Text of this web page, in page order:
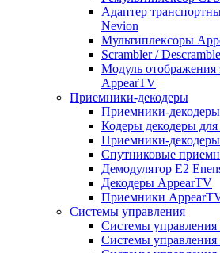
Адаптер
Nevion
Мультиплексоры
Scrambler /
Модуль отображения
AppearTV
Приемники-декодеры
Приемники-
Кодеры декодеры
Приемники-декодеры
Спутниковые
Демодулятор Е2
Декодеры AppearTV
Приемники
Системы управления
Cистемы управления
Cистемы управления